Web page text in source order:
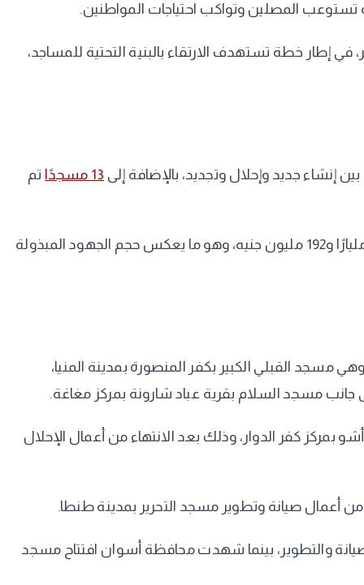
تستوعب المصلين وتواكب احتياجات المواطنين.
والتطوير، في إطار خطة تستهدف الارتقاء بالبنية التحتية للمساجد،
13 مسجدًا
تم
وأضافت أن إجمالي ما تم إحلاله وتجديده وصيانته وفرشه منذ يوليو 2014 وصل إلى 14709 مساجد، باستثمارات بلغت نحو 28 مليارًا و192 مليون جنيه، وهو ما يعكس حجم الجهود المبذولة
مسجد القبلي الكبير بكفر المنصورة بمدينة المنيا،
كفر الدوار، وذلك بعد الانتهاء من أعمال الإحلال
من أعمال صيانة وتطوير مسجد التحرير بمدينة طنطا.
والتطوير، بينما شهدت محافظة أسوان افتتاح مسجد